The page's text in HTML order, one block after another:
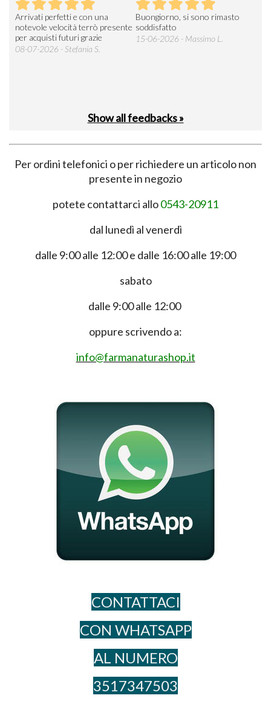
Arrivati perfetti e con una
notevole velocità terrò presente
per acquisti futuri grazie
08-07-2026 - Stefania S.
Buongiorno, si sono rimasto
soddisfatto
15-06-2026 - Massimo L.
Show all feedbacks »
Per ordini telefonici o per richiedere un articolo non
presente in negozio
potete contattarci allo0543-20911
dal lunedì al venerdì
dalle 9:00 alle 12:00 e dalle 16:00 alle 19:00
sabato
dalle 9:00 alle 12:00
oppure scrivendo a:
info@farmanaturashop.it
CONTATTACI
CON WHATSAPP
AL NUME​RO
3517347503